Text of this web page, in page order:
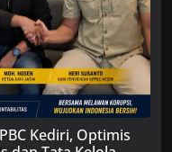
Kediri, Optimis